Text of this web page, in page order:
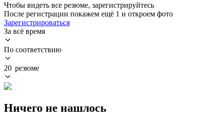
Чтобы видеть все резюме, зарегистрируйтесь
После регистрации покажем ещё 1 и откроем фото
Зарегистрироваться
За всё время
По соответствию
20 резюме
Ничего не нашлось